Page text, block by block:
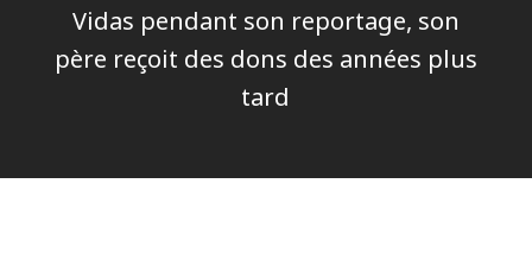
Vidas pendant son reportage, son
père reçoit des dons des années plus
tard